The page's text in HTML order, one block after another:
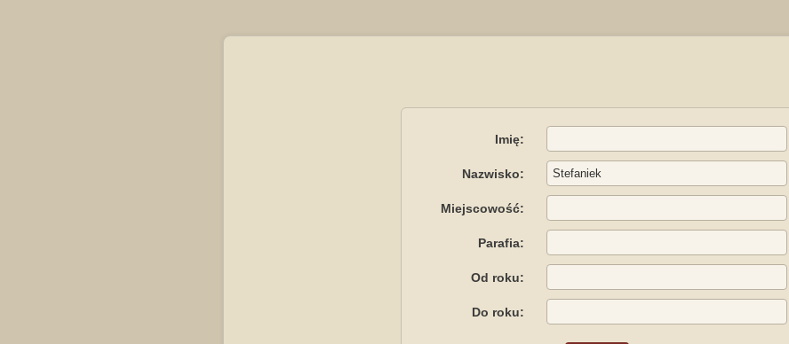
Imię:
Nazwisko:
Miejscowość:
Parafia:
Od roku:
Do roku: